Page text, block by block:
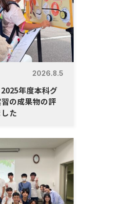
2026.8.5
年度本科グ
の成果物の評
た